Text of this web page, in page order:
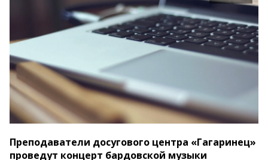
Преподаватели досугового центра «Гагаринец»
проведут концерт бардовской музыки